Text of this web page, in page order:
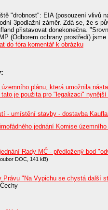
"drobnost": EIA (posouzení vlivů
3podlažní záměr. Zdá se, že s
přistavovat donekonečna.
(Odborem ochrany prostředí)
do fóra komentář k obrázku
územního plánu, která umožnila
je použita pro "legalizaci" nynější
- umístění stavby - dostavba
jednání Komise
Rady MČ - předložený bod
DOC, 141 kB)
Právu "Na Vypichu se chystá další